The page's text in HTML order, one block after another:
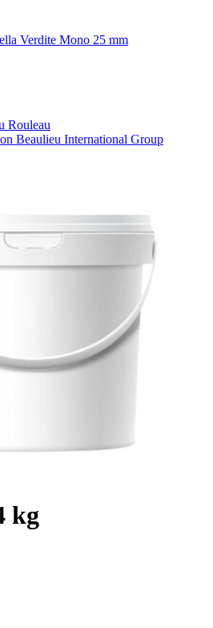
Verdite Mono 25 mm
Rouleau
Beaulieu International Group
kg